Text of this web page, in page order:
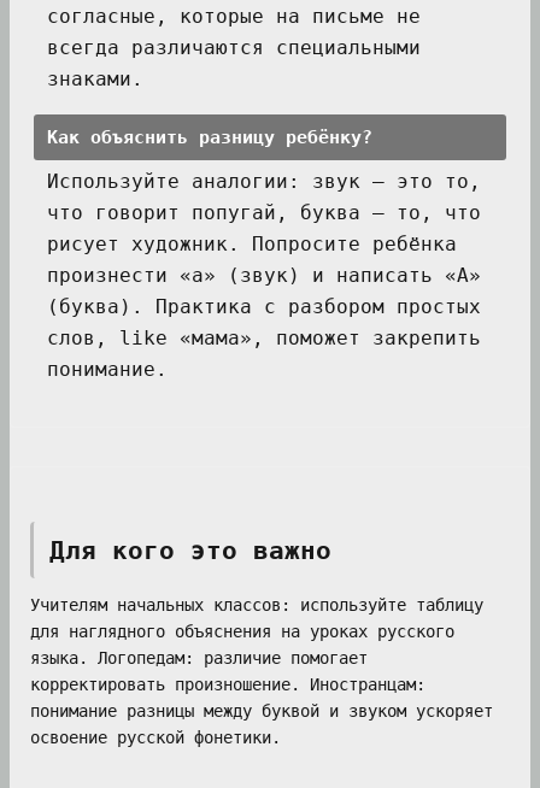
согласные, которые на письме не
всегда различаются специальными
знаками.
Как объяснить разницу ребёнку?
Используйте аналогии: звук — это то,
что говорит попугай, буква — то, что
рисует художник. Попросите ребёнка
произнести «а» (звук) и написать «А»
(буква). Практика с разбором простых
слов, like «мама», поможет закрепить
понимание.
Для кого это важно
Учителям начальных классов: используйте таблицу
для наглядного объяснения на уроках русского
языка. Логопедам: различие помогает
корректировать произношение. Иностранцам:
понимание разницы между буквой и звуком ускоряет
освоение русской фонетики.